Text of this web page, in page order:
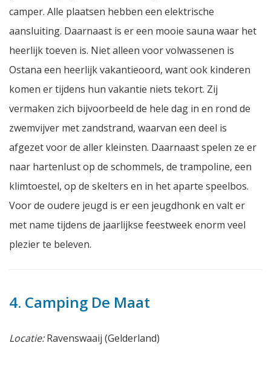
camper. Alle plaatsen hebben een elektrische
aansluiting. Daarnaast is er een mooie sauna waar het
heerlijk toeven is. Niet alleen voor volwassenen is
Ostana een heerlijk vakantieoord, want ook kinderen
komen er tijdens hun vakantie niets tekort. Zij
vermaken zich bijvoorbeeld de hele dag in en rond de
zwemvijver met zandstrand, waarvan een deel is
afgezet voor de aller kleinsten. Daarnaast spelen ze er
naar hartenlust op de schommels, de trampoline, een
klimtoestel, op de skelters en in het aparte speelbos.
Voor de oudere jeugd is er een jeugdhonk en valt er
met name tijdens de jaarlijkse feestweek enorm veel
plezier te beleven.
4. Camping De Maat
Locatie:Ravenswaaij (Gelderland)